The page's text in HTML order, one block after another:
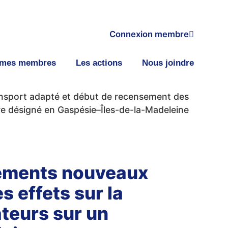
Connexion membre
membres Les actions Nous joindre
adapté et début de recensement des
en Gaspésie–Îles-de-la-Madeleine
nouveaux
effets sur la
sur un